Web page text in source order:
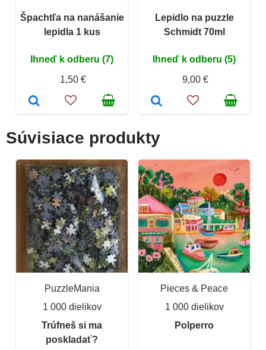
Špachtľa na nanášanie
lepidla 1 kus
Ihneď k odberu (7)
1,50 €
Lepidlo na puzzle
Schmidt 70ml
Ihneď k odberu (5)
9,00 €
Súvisiace produkty
PuzzleMania
1 000 dielikov
Trúfneš si ma
poskladať?
Pieces & Peace
1 000 dielikov
Polperro